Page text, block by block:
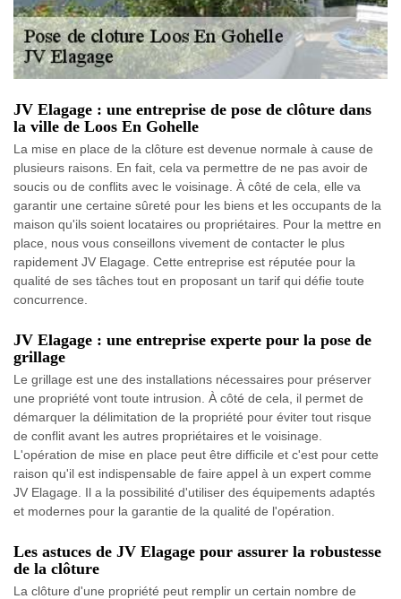
JV Elagage : une entreprise de pose de clôture dans
la ville de Loos En Gohelle
La mise en place de la clôture est devenue normale à cause de
plusieurs raisons. En fait, cela va permettre de ne pas avoir de
soucis ou de conflits avec le voisinage. À côté de cela, elle va
garantir une certaine sûreté pour les biens et les occupants de la
maison qu'ils soient locataires ou propriétaires. Pour la mettre en
place, nous vous conseillons vivement de contacter le plus
rapidement JV Elagage. Cette entreprise est réputée pour la
qualité de ses tâches tout en proposant un tarif qui défie toute
concurrence.
JV Elagage : une entreprise experte pour la pose de
grillage
Le grillage est une des installations nécessaires pour préserver
une propriété vont toute intrusion. À côté de cela, il permet de
démarquer la délimitation de la propriété pour éviter tout risque
de conflit avant les autres propriétaires et le voisinage.
L'opération de mise en place peut être difficile et c'est pour cette
raison qu'il est indispensable de faire appel à un expert comme
JV Elagage. Il a la possibilité d'utiliser des équipements adaptés
et modernes pour la garantie de la qualité de l'opération.
Les astuces de JV Elagage pour assurer la robustesse
de la clôture
La clôture d'une propriété peut remplir un certain nombre de